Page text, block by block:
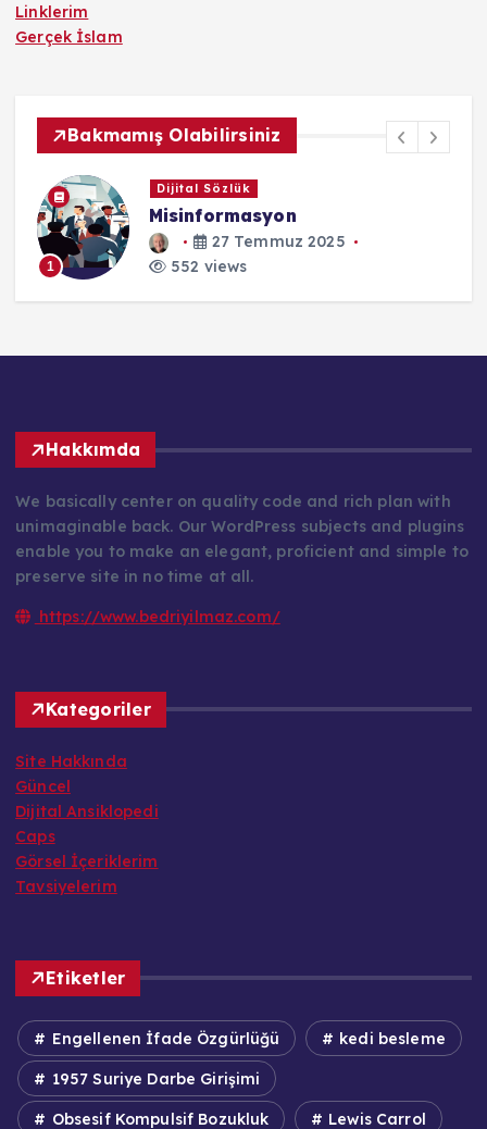
Linklerim
Gerçek İslam
Bakmamış Olabilirsiniz
1
Tavsiyelerim
Mr. Nobody (2009)
27 Kasım 2025
Hakkımda
unimaginable back. Our WordPress subjects and plugins
enable you to make an elegant, proficient and simple to
preserve site in no time at all.
https://www.bedriyilmaz.com/
Kategoriler
Güncel
Dijital Ansiklopedi
Caps
Görsel İçeriklerim
Tavsiyelerim
Etiketler
Engellenen İfade Özgürlüğü kedi besleme
1957 Suriye Darbe Girişimi
Obsesif Kompulsif Bozukluk Lewis Carrol